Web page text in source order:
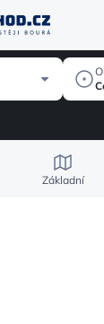
Základní